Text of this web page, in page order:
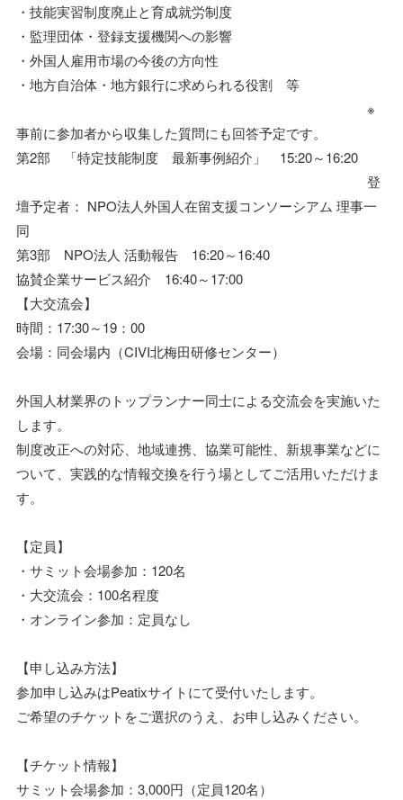
・技能実習制度廃止と育成就労制度
・監理団体・登録支援機関への影響
・外国人雇用市場の今後の方向性
・地方自治体・地方銀行に求められる役割 等
※
事前に参加者から収集した質問にも回答予定です。
第2部 「特定技能制度 最新事例紹介」 15:20～16:20
登
壇予定者： NPO法人外国人在留支援コンソーシアム 理事一
同
第3部 NPO法人 活動報告 16:20～16:40
協賛企業サービス紹介 16:40～17:00
【大交流会】
時間：17:30～19：00
会場：同会場内（CIVI北梅田研修センター）
外国人材業界のトップランナー同士による交流会を実施いた
します。
制度改正への対応、地域連携、協業可能性、新規事業などに
ついて、実践的な情報交換を行う場としてご活用いただけま
す。
【定員】
・サミット会場参加：120名
・大交流会：100名程度
・オンライン参加：定員なし
【申し込み方法】
参加申し込みはPeatixサイトにて受付いたします。
ご希望のチケットをご選択のうえ、お申し込みください。
【チケット情報】
サミット会場参加：3,000円（定員120名）